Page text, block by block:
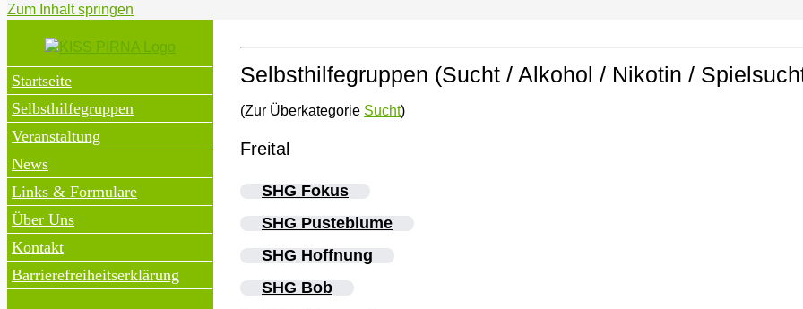
Zum Inhalt springen
Startseite
Selbsthilfegruppen
Veranstaltung
News
Links & Formulare
Über Uns
Kontakt
Barrierefreiheitserklärung
Selbsthilfegruppen (Sucht / Alkohol / Nikotin /
(Zur Überkategorie Sucht)
Freital
SHG Fokus
SHG Pusteblume
SHG Hoffnung
SHG Bob